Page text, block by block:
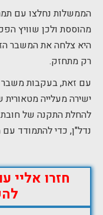
הממשלות נחלצו עם
מהוססת ולכן שוויץ
היא צלחה את המשבר
רק מתחזק.
ישירה מעלייה
נדל"ן, כדי להתמודד
חזרו אליי